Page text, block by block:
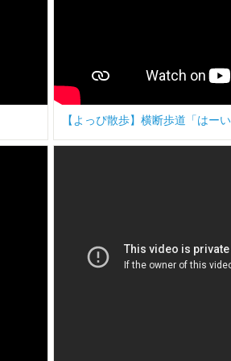
【よっぴ散歩】横断歩道「はー